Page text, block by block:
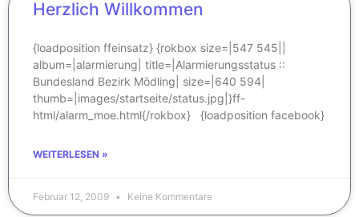
Herzlich Willkommen
{loadposition ffeinsatz} {rokbox size=|547 545||
album=|alarmierung| title=|Alarmierungsstatus ::
Bundesland Bezirk Mödling| size=|640 594|
thumb=|images/startseite/status.jpg|}ff-
html/alarm_moe.html{/rokbox} {loadposition facebook}
WEITERLESEN »
Februar 12, 2009 Keine Kommentare